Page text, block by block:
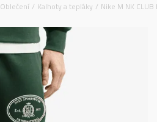
Oblečení Kalhoty a tepláky Nike M NK CLUB